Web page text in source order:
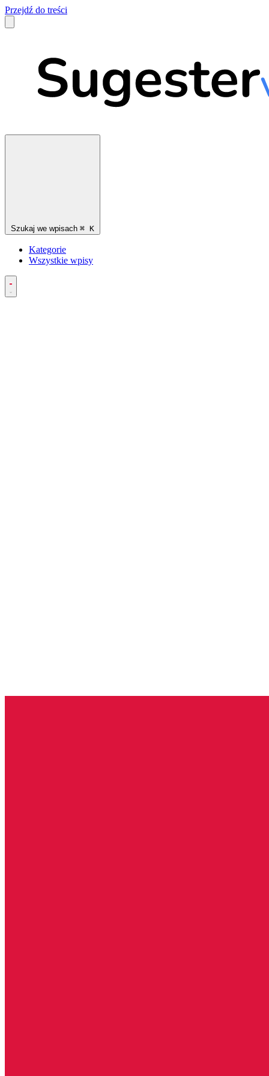
Przejdź do treści
Szukaj we wpisach ⌘ K
Kategorie
Wszystkie wpisy